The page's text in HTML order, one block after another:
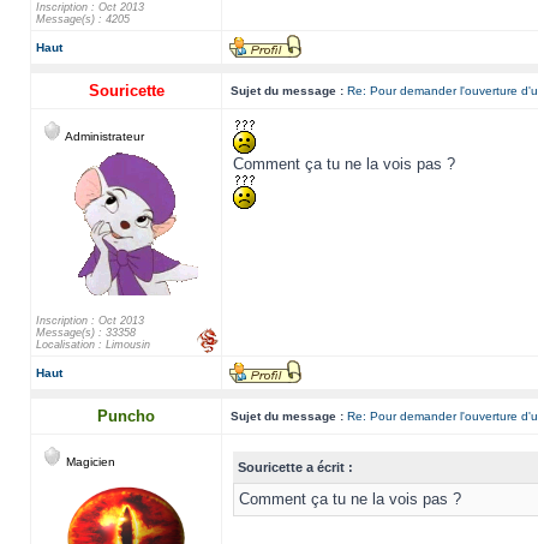
Inscription : Oct 2013
Message(s) : 4205
Haut
Souricette Sujet du message : Re: Pour demander l'ouverture
Administrateur
Inscription : Oct 2013
Message(s) : 33358
Localisation : Limousin
Comment ça tu ne la vois pas ?
Haut
Puncho Sujet du message : Re: Pour demander l'ouverture
Magicien Souricette a écrit :
Comment ça tu ne la vois pas ?